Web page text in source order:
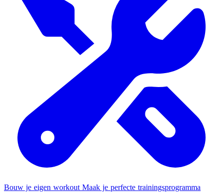
Bouw je eigen workout Maak je perfecte trainingsprogramma